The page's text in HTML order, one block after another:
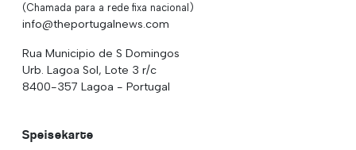
(Chamada para a rede fixa nacional)
info@theportugalnews.com
Rua Municipio de S Domingos
Urb. Lagoa Sol, Lote 3 r/c
8400-357 Lagoa - Portugal
Speisekarte